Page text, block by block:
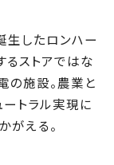
生したロンハー
るストアではな
の施設。農業と
トラル実現に
がえる。